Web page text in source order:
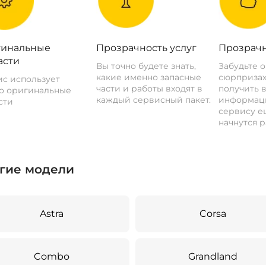
использует
оригинальные
Прозрачность услуг
Вы точно будете знать,
какие именно запасные
части и работы входят в
каждый сервисный пакет.
Забудьте
получить
сервису
начнутся
модели
Astra Corsa
Combo Grandland